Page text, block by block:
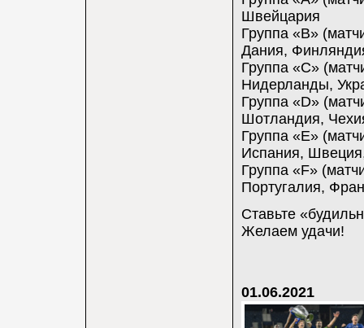
Швейцария
Группа «B»
Дания,
Группа «C»
Нидерланды,
Группа «D»
Шотландия,
Группа «E»
Испания,
Группа «F»
Португалия,
Ставьте
Желаем удачи!
01.06.2021